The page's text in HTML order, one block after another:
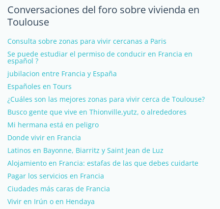
Conversaciones del foro sobre vivienda en
Toulouse
Consulta sobre zonas para vivir cercanas a Paris
Se puede estudiar el permiso de conducir en Francia en
español ?
jubilacion entre Francia y España
Españoles en Tours
¿Cuáles son las mejores zonas para vivir cerca de Toulouse?
Busco gente que vive en Thionville,yutz, o alrededores
Mi hermana está en peligro
Donde vivir en Francia
Latinos en Bayonne, Biarritz y Saint Jean de Luz
Alojamiento en Francia: estafas de las que debes cuidarte
Pagar los servicios en Francia
Ciudades más caras de Francia
Vivir en Irún o en Hendaya